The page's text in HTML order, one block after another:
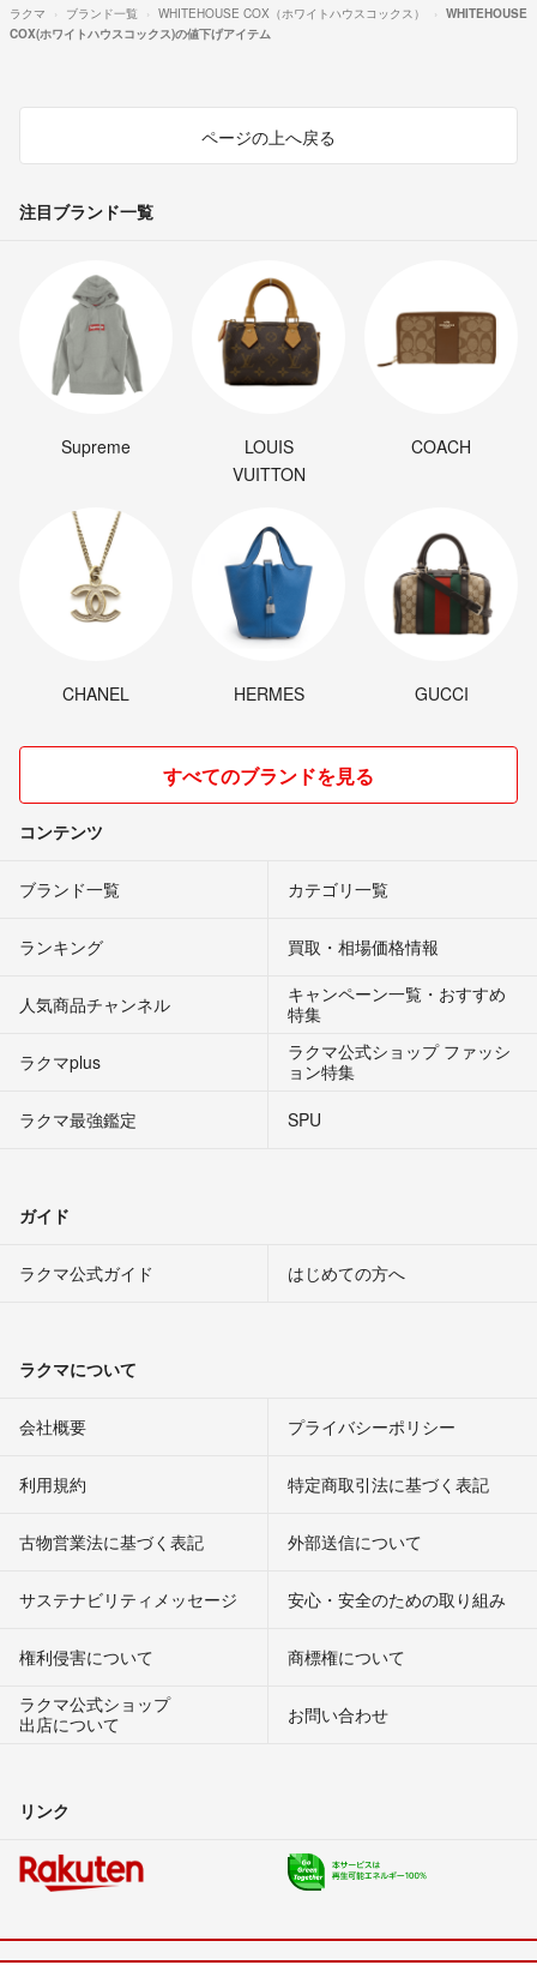
ラクマ ブランド一覧 WHITEHOUSE COX（ホワイトハウスコックス）
WHITEHOUSE
COX(ホワイトハウスコックス)の値下げアイテム
ページの上へ戻る
注目ブランド一覧
Supreme
LOUIS
VUITTON
COACH
CHANEL HERMES GUCCI
すべてのブランドを見る
コンテンツ
ブランド一覧 カテゴリ一覧
ランキング 買取・相場価格情報
人気商品チャンネル
キャンペーン一覧・おすすめ
特集
ラクマplus
ラクマ公式ショップ ファッシ
ョン特集
ラクマ最強鑑定
SPU
ガイド
ラクマ公式ガイド はじめての方へ
ラクマについて
会社概要 プライバシーポリシー
利用規約 特定商取引法に基づく表記
古物営業法に基づく表記 外部送信について
サステナビリティメッセージ 安心・安全のための取り組み
権利侵害について
商標権について
ラクマ公式ショップ
出店について
お問い合わせ
リンク